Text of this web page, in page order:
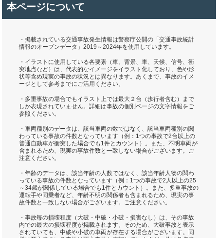
本ページについて
・掲載されている交通事故発生情報は警察庁公開の「交通事故統計
情報のオープンデータ」2019～2024年を使用しています。
・イラストに使用している各要素（車、背景、車、天候、信号、衝
突地点など）は、代表的なイメージをイラスト化しており、色や形
状等含め現実の事故の状況とは異なります。あくまで、事故のイメ
ージとして参考までにご活用ください。
・多重事故の場合でもイラスト上では最大２台（歩行者含む）まで
しか表現されていません。詳細は事故の個別ページの文字情報をご
参照ください。
・車両種別のデータは、該当車両の数ではなく、該当車両種別の関
わっている事故の件数となっています（例：1つの事故で2台以上の
普通自動車が衝突した場合でも1件とカウント）。また、不明車両が
含まれるため、現実の事故件数と一致しない場合がございます。ご
注意ください。
・年齢のデータは、該当年齢の人数ではなく、該当年齢人物の関わ
っている事故の件数となっています（例：1つの事故で2人以上の25
～34歳が関係している場合でも1件とカウント）。また、多重事故の
運転手や同乗者など、年齢不明の関係者も含まれるため、現実の事
故件数と一致しない場合がございます。ご注意ください。
・事故毎の損壊程度（大破・中破・小破・損害なし）は、その事故
内での最大の損壊程度が掲載されます。そのため、大破事故と表示
されていても、中破や小破の車両が存在する場合がございます。同